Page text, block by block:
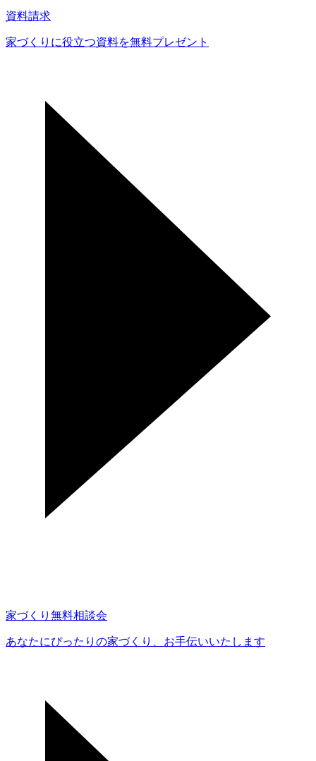
り
資料請求
家づくりに役立つ資料を無料プレゼント
家づくり無料相談会
あなたにぴったりの家づくり、 お手伝いいたします